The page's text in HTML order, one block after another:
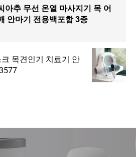
거북목 및 목디스크 목견인기 치
기 안마기 넥필 MDM-3577